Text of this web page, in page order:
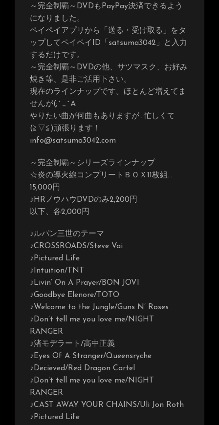
～完全制覇～DVDもPayPay決済できるよう
になりました。
ペイペイアプリから「送る・受け取る」をタ
ップしてペイペイID「satsuma3042」と入力
するだけです。
～完全制覇～DVDの他、サツマスク、お好み
焼き等、是非ご活用下さい。
現在のラインナップです。ほとんど増えてま
せんが(;^_^A
やりたい曲が何曲もありますが…忙しくて
(≧▽≦)頑張ります！
info@satsuma3042.com
～完全制覇～シリーズラインナップ
☆炎の導火線コンプリートＢＯＸ11枚組…
15,000円
♪HRノウハウDVDのみ2,200円
以下、各2,000円
♪ルパン三世のテーマ
♪CROSSROADS/Steve Vai
♪Pictured Life
♪Intuition/TNT
♪Livin’ On A Prayer/BON JOVI
♪Goodbye Elenore/TOTO
♪Welcome to the Jungle/Guns N’ Roses
♪Don’t tell me you love me/NIGHT
RANGER
♪渚モデラート/高中正義
♪Eyes Of A Stranger/Queensryche
♪Decieved/Red Dragon Cartel
♪Don’t tell me you love me/NIGHT
RANGER
♪CAST AWAY YOUR CHAINS/Uli Jon Roth
♪Pictured Life